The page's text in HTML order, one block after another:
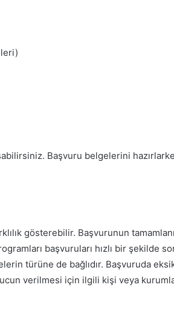
Başvuru belgelerini
gösterebilir. Başvurunun
başvuruları hızlı bir şekilde
türüne de bağlıdır. Başvuruda
verilmesi için ilgili kişi veya